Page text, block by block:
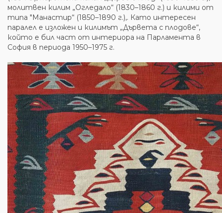
молитвен килим „Огледало“ (1830–1860 г.) и килими от
типа "Манастир“ (1850–1890 г.),. Като интересен
паралел е изложен и килимът „Дървета с плодове“,
който е бил част от интериора на Парламента в
София в периода 1950–1975 г.